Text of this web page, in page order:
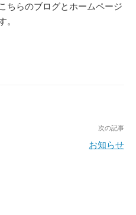
ちらのブログとホームページ
。
次の記事
お知らせ